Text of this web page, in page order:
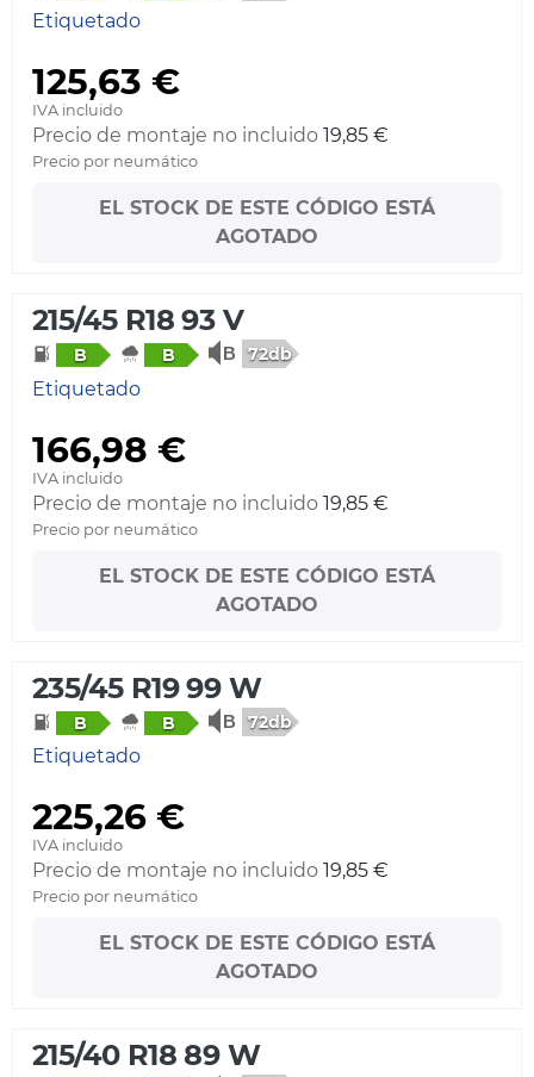
Etiquetado
125,63 €
IVA incluido
Precio de montaje no incluido 19,85 €
Precio por neumático
EL STOCK DE ESTE CÓDIGO ESTÁ
AGOTADO
215/45 R18 93 V
B B 72db
Etiquetado
166,98 €
IVA incluido
Precio de montaje no incluido 19,85 €
Precio por neumático
EL STOCK DE ESTE CÓDIGO ESTÁ
AGOTADO
235/45 R19 99 W
B B 72db
Etiquetado
225,26 €
IVA incluido
Precio de montaje no incluido 19,85 €
Precio por neumático
EL STOCK DE ESTE CÓDIGO ESTÁ
AGOTADO
215/40 R18 89 W